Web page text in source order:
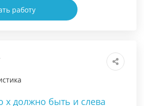
работу
х должно быть и слева